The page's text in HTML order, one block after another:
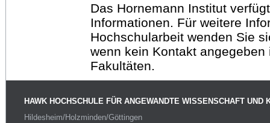
Das Hornemann Institut
Informationen. Für weitere
Hochschularbeit wenden Sie
wenn kein Kontakt
Fakultäten.
HAWK HOCHSCHULE FÜR ANGEWANDTE WISSENSCHAFT UND
Hildesheim/Holzminden/Göttingen